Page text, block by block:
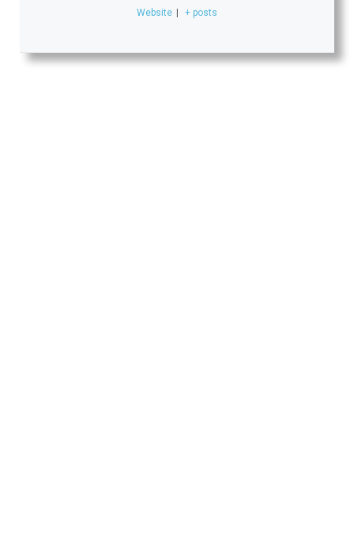
Website | + posts